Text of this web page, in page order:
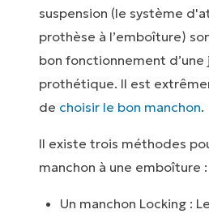
suspension (le système
prothèse à l’emboîture)
bon fonctionnement d’une
prothétique. Il est
de choisir le bon manchon.
Il existe trois méthodes
manchon à une emboîture :
Un manchon Locking :